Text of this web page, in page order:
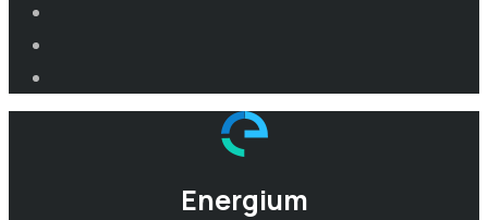
Energium